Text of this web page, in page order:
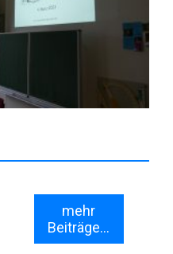
mehr
Beiträge...